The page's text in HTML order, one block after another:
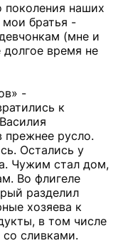
наших
мои братья -
(мне и
время не
-
к
прежнее русло.
Остались у
Чужим стал дом,
Во флигеле
разделил
хозяева к
в том числе
сливками.